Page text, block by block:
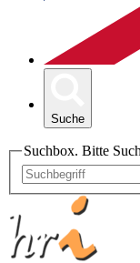
Suche
Suchbox. Bitte